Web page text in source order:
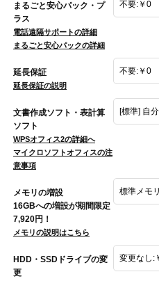
まるごと安心パック・プ
ラス
電話遠隔サポートの詳細
まるごと安心パックの詳細
延長保証
延長保証の説明
文書作成ソフト・表計算
ソフト
WPSオフィス2の詳細へ
マイクロソフトオフィスの注
意事項
メモリの増設
16GBへの増設が期間限定
7,920円！
メモリの説明はこちら
HDD・SSDドライブの変
更